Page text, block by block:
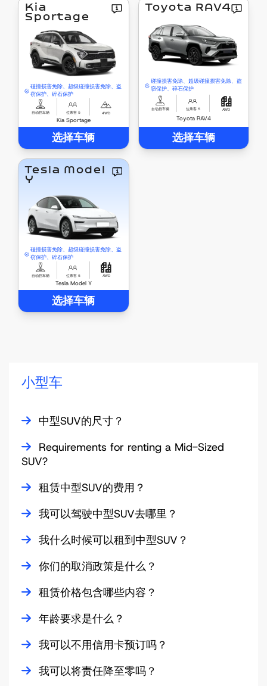
Kia
Sportage
碰撞损害免除、超级碰撞损害免除、盗
窃保护、碎石保护
自动挡车辆 位乘客 5 4WD
Kia Sportage
选择车辆
Toyota RAV4
碰撞损害免除、超级碰撞损害免除、盗
窃保护、碎石保护
自动挡车辆 位乘客 5 AWD
Toyota RAV4
选择车辆
Tesla Model
Y
碰撞损害免除、超级碰撞损害免除、盗
窃保护、碎石保护
自动挡车辆 位乘客 5 AWD
Tesla Model Y
选择车辆
小型车
中型SUV的尺寸？
中型SUV是我们最受欢迎的租赁车辆。我们提供多种尺寸的
中型SUV，座位从2到5名乘客不等。
Requirements for renting a Mid-Sized
SUV?
Minimum rental period for a Mid-Sized SUV is 24 hours.
Sized SUV.
All drivers must have a calid driver license.
Renters must submit a credit card or a debit card (with 16
digit and cvc number).
租赁中型SUV的费用？
中型SUV是那些希望在冰岛舒适且时尚地驾驶的人的绝佳选
我们提供冰岛最好的SUV选择，包括价格实惠的4x4以及更昂
我可以驾驶中型SUV去哪里？
您可以轻松驾驶我们的中型SUV游览冰岛的各个地方。无论
是碎石路还是铺装路面，中型SUV都表现出色。非常适合环
岛公路旅行以及探索偏僻的小路。
我什么时候可以租到中型SUV？
全年都可以租赁我们的中型SUV。
驶员可以享受冰岛温和的夏季天气。
在冰岛驾驶时，拥有4x4/AWD是一个很大的优势，特别是在
从十一月到四月，我们的中型SUV配备了防滑冬季轮胎。
你们的取消政策是什么？
我们的取消政策因租赁预订类型的不同而有所不同。
额退款（100%）。若未按时取车或在租赁开始当天取
不可退款预订：取消预订不予退款。
租赁价格包含哪些内容？
汽车租赁价格包含：
超级碰撞损害豁免(SCDW)
年龄要求是什么？
租赁2WD汽车或中型4WD/AWD汽车的租客必须年满20岁。
我可以不用信用卡预订吗？
可以，尽管信用卡支付是租赁车辆的最佳选择，但如果您的
借记卡具有在线支付功能，您也可以使用借记卡预订。
我可以将责任降至零吗？